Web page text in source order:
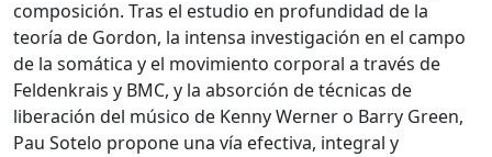
composición. Tras el estudio en profundidad de la
teoría de Gordon, la intensa investigación en el campo
de la somática y el movimiento corporal a través de
Feldenkrais y BMC, y la absorción de técnicas de
liberación del músico de Kenny Werner o Barry Green,
Pau Sotelo propone una vía efectiva, integral y